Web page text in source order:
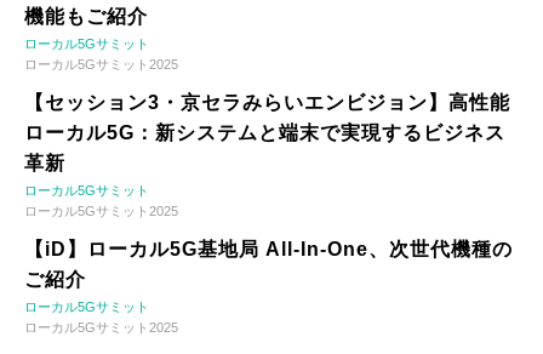
機能もご紹介
ローカル5Gサミット
ローカル5Gサミット2025
【セッション3・京セラみらいエンビジョン】高性能
ローカル5G：新システムと端末で実現するビジネス
革新
ローカル5Gサミット
ローカル5Gサミット2025
【iD】ローカル5G基地局 All-In-One、次世代機種の
ご紹介
ローカル5Gサミット
ローカル5Gサミット2025